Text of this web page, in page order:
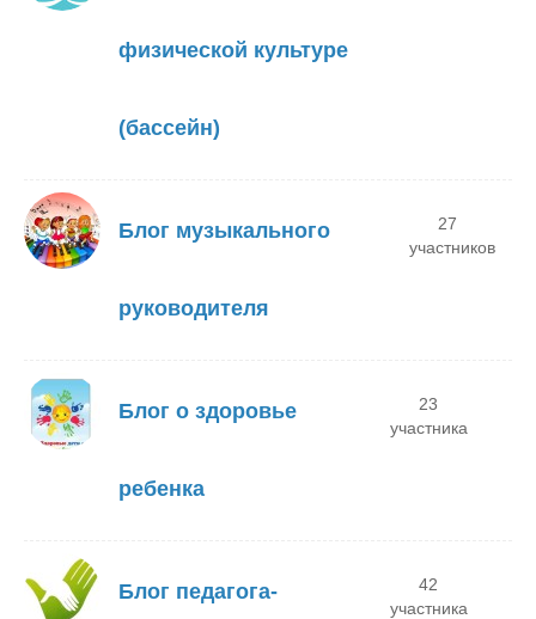
физической культуре
(бассейн)
Блог музыкального
руководителя
27
участников
Блог о здоровье
ребенка
23
участника
Блог педагога-
42
участника